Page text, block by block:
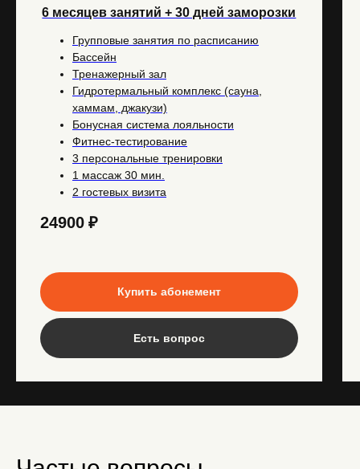
6 месяцев занятий + 30 дней заморозки
Групповые занятия по расписанию
Бассейн
Тренажерный зал
Гидротермальный комплекс (сауна,
хаммам, джакузи)
Бонусная система лояльности
Фитнес-тестирование
3 персональные тренировки
1 массаж 30 мин.
2 гостевых визита
24900 ₽
Купить абонемент
Есть вопрос
Установите приложение напрямую с сайта
(ссылка для скачивания) или скачайте приложение по
Для ANDROID
на QR-код
Клипкарты и дополнительные услуги по